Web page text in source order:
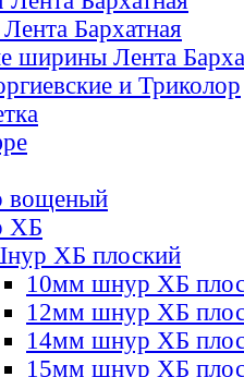
Бархатная
ширины Лента
и Триколор
ХБ
ХБ плоский
10мм шнур ХБ
12мм шнур ХБ
14мм шнур ХБ
15мм шнур ХБ